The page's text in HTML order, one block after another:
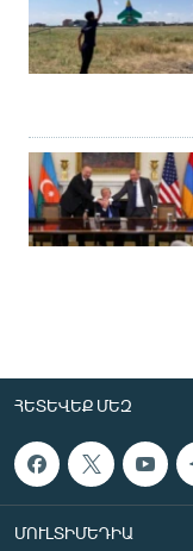
ՀԵՏԵՎԵՔ ՄԵԶ
ՄՈՒԼՏԻՄԵԴԻԱ